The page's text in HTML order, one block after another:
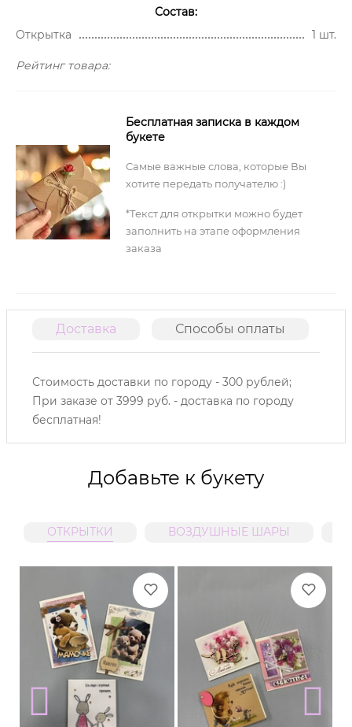
Состав:
Открытка
1 шт.
Рейтинг товара:
Бесплатная записка в каждом
букете
Самые важные слова, которые Вы
хотите передать получателю :)
*Текст для открытки можно будет
заполнить на этапе оформления
заказа
Доставка Способы оплаты
Стоимость доставки по городу - 300 рублей;
При заказе от 3999 руб. - доставка по городу
бесплатная!
Добавьте к букету
ОТКРЫТКИ ВОЗДУШНЫЕ ШАРЫ